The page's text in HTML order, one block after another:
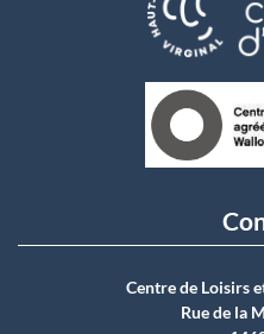
Centre de Loisirs
Rue de la